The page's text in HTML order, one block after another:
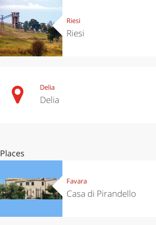
Riesi
Riesi
Delia
Delia
Places
Favara
Casa di Pirandello